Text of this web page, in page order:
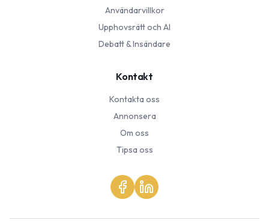
Användarvillkor
Upphovsrätt och AI
Debatt & Insändare
Kontakt
Kontakta oss
Annonsera
Om oss
Tipsa oss